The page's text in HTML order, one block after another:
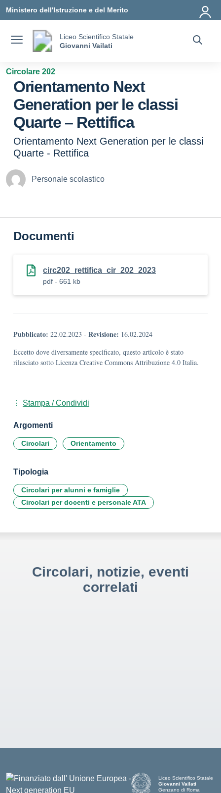
Ministero dell'Istruzione e del Merito
Liceo Scientifico Statale
Giovanni Vailati
Circolare 202
Orientamento Next
Generation per le classi
Quarte – Rettifica
Orientamento Next Generation per le classi
Quarte - Rettifica
Personale scolastico
Documenti
circ202_rettifica_cir_202_2023
pdf - 661 kb
Pubblicato: 22.02.2023 - Revisione: 16.02.2024
Eccetto dove diversamente specificato, questo articolo è stato
rilasciato sotto Licenza Creative Commons Attribuzione 4.0 Italia.
Stampa / Condividi
Argomenti
Circolari Orientamento
Tipologia
Circolari per alunni e famiglie
Circolari per docenti e personale ATA
Circolari, notizie, eventi
correlati
Liceo Scientifico Statale
Giovanni Vailati
Genzano di Roma